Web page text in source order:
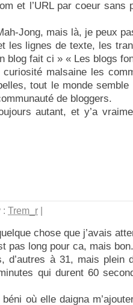
et l’URL par coeur sans
Jong, mais là, je peux
les lignes de texte, les
blog fait ci » « Les blogs
malsaine les
tout le monde semble
de bloggers.
autant, et y’a
: Trem_r
chose que j’avais
pas long pour ca, mais bon.
d’autres à 31, mais plein
qui durent 60
où elle daigna